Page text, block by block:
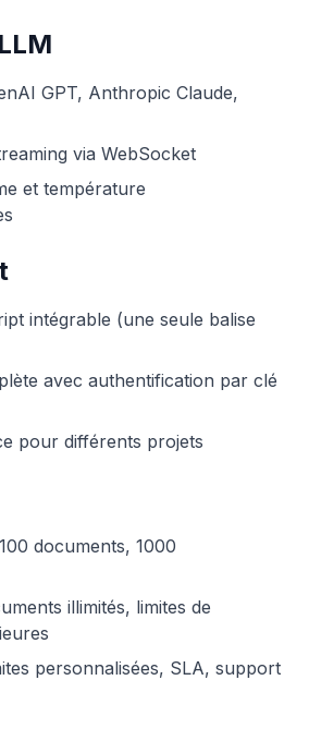
GPT, Anthropic Claude,
via WebSocket
et température
intégrable (une seule balise
avec authentification par clé
pour différents projets
documents, 1000
illimités, limites de
personnalisées, SLA, support